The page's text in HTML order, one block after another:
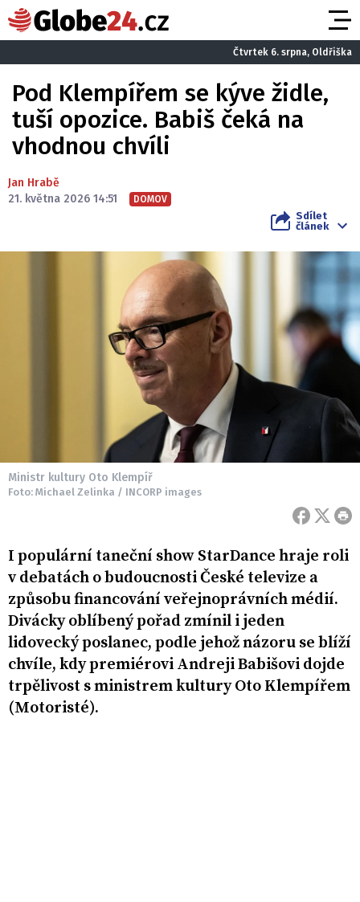
Čtvrtek 6. srpna, Oldřiška
Pod Klempířem se kýve židle,
tuší opozice. Babiš čeká na
vhodnou chvíli
Jan Hrabě
21. května 2026 14:51
DOMOV
Sdílet
článek
Ministr kultury Oto Klempíř
Foto: Michael Zelinka / INCORP images
I populární taneční show StarDance hraje roli
v debatách o budoucnosti České televize a
způsobu financování veřejnoprávních médií.
Divácky oblíbený pořad zmínil i jeden
lidovecký poslanec, podle jehož názoru se blíží
chvíle, kdy premiérovi Andreji Babišovi dojde
trpělivost s ministrem kultury Oto Klempířem
(Motoristé).